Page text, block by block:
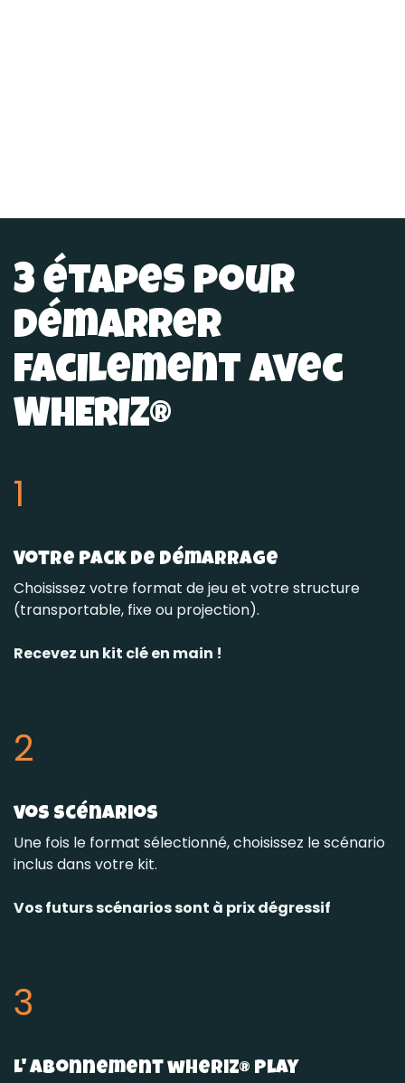
3 étapes pour
démarrer
facilement avec
WHERIZ®
1
Votre pack de démarrage
Choisissez votre format de jeu et votre structure
(transportable, fixe ou projection).
Recevez un kit clé en main !
2
vos scénarios
Une fois le format sélectionné, choisissez le scénario
inclus dans votre kit.
Vos futurs scénarios sont à prix dégressif
3
L' abonnement wheriz® play